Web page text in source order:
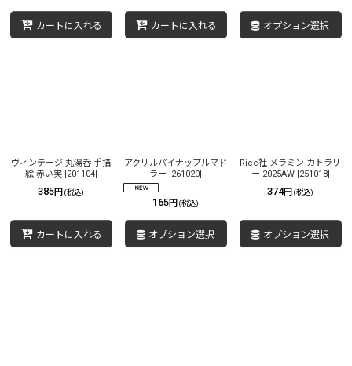
カートに入れる カートに入れる オプション選択
ヴィンテージ 丸湯呑 手描
絵 赤い実 [201104]
385円 (税込)
カートに入れる
アクリルパイナップルマド
ラー [261020]
165円 (税込)
オプション選択
Rice社 メラミン カトラリ
ー 2025AW [251018]
374円 (税込)
オプション選択